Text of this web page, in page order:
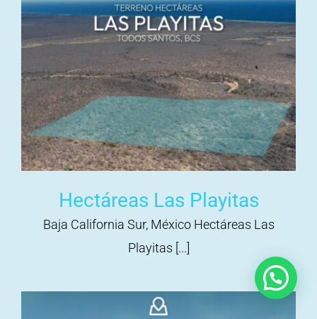
Hectáreas Las Playitas
Baja California Sur, México Hectáreas Las
Playitas [...]